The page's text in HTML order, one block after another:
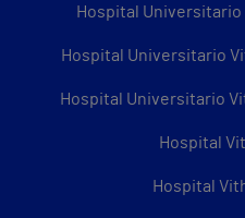
Hospital Universitario
Hospital Universitario
Hospital Universitario
Hospital
Hospital